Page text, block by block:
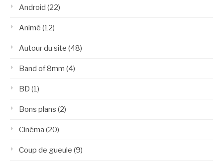
Android (22)
Animé (12)
Autour du site (48)
Band of 8mm (4)
BD (1)
Bons plans (2)
Cinéma (20)
Coup de gueule (9)